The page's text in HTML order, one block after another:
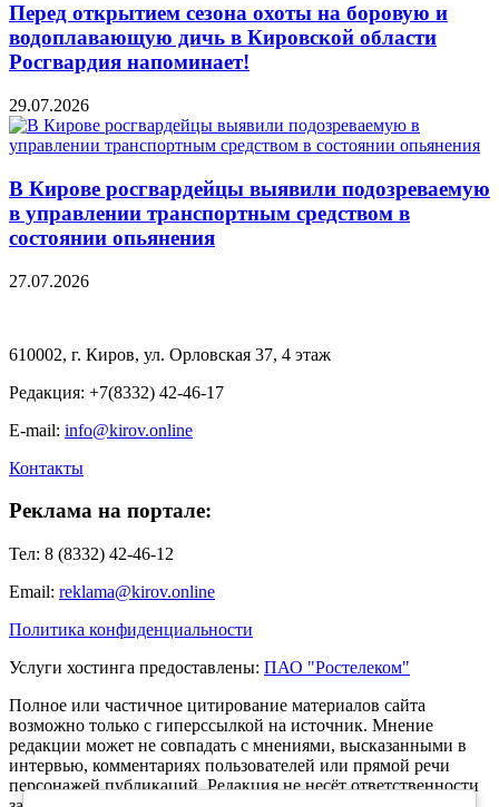
Перед открытием сезона охоты на боровую и
водоплавающую дичь в Кировской области
Росгвардия напоминает!
29.07.2026
В Кирове росгвардейцы выявили подозреваемую
в управлении транспортным средством в
состоянии опьянения
27.07.2026
610002, г. Киров, ул. Орловская 37, 4 этаж
Редакция: +7(8332) 42-46-17
E-mail: info@kirov.online
Контакты
Реклама на портале:
Тел: 8 (8332) 42-46-12
Email: reklama@kirov.online
Политика конфиденциальности
Услуги хостинга предоставлены: ПАО "Ростелеком"
Полное или частичное цитирование материалов сайта
возможно только с гиперссылкой на источник. Мнение
редакции может не совпадать с мнениями, высказанными в
интервью, комментариях пользователей или прямой речи
персонажей публикаций. Редакция не несёт ответственности